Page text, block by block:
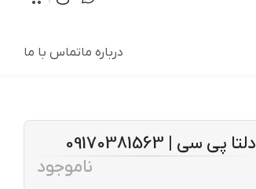
درباره ماتماس با ما
دلتا پی سی | 09170381563
ناموجود